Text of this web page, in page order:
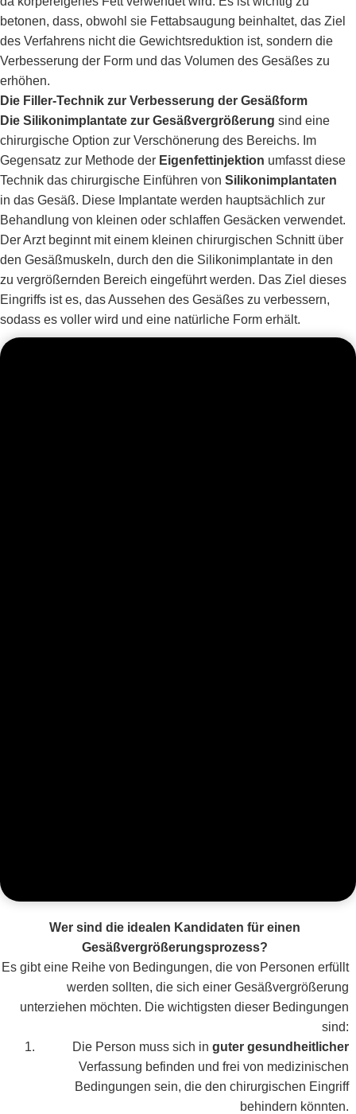
betonen, dass, obwohl sie Fettabsaugung beinhaltet, das Ziel
des Verfahrens nicht die Gewichtsreduktion ist, sondern die
Verbesserung der Form und das Volumen des Gesäßes zu
erhöhen.
Die Filler-Technik zur Verbesserung der Gesäßform
Die Silikonimplantate zur Gesäßvergrößerung sind eine
chirurgische Option zur Verschönerung des Bereichs. Im
Gegensatz zur Methode der Eigenfettinjektion umfasst diese
Technik das chirurgische Einführen von Silikonimplantaten
in das Gesäß. Diese Implantate werden hauptsächlich zur
Behandlung von kleinen oder schlaffen Gesäcken verwendet.
Der Arzt beginnt mit einem kleinen chirurgischen Schnitt über
den Gesäßmuskeln, durch den die Silikonimplantate in den
zu vergrößernden Bereich eingeführt werden. Das Ziel dieses
Eingriffs ist es, das Aussehen des Gesäßes zu verbessern,
sodass es voller wird und eine natürliche Form erhält.
Wer sind die idealen Kandidaten für einen
Gesäßvergrößerungsprozess?
Es gibt eine Reihe von Bedingungen, die von Personen erfüllt
werden sollten, die sich einer Gesäßvergrößerung
unterziehen möchten. Die wichtigsten dieser Bedingungen
sind:
Die Person muss sich in guter gesundheitlicher
Verfassung befinden und frei von medizinischen
Bedingungen sein, die den chirurgischen Eingriff
behindern könnten.